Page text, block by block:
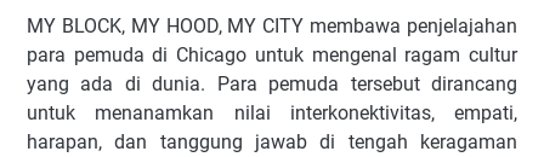
MY BLOCK, MY HOOD, MY CITY membawa penjelajahan
para pemuda di Chicago untuk mengenal ragam cultur
yang ada di dunia. Para pemuda tersebut dirancang
untuk menanamkan nilai interkonektivitas, empati,
harapan, dan tanggung jawab di tengah keragaman